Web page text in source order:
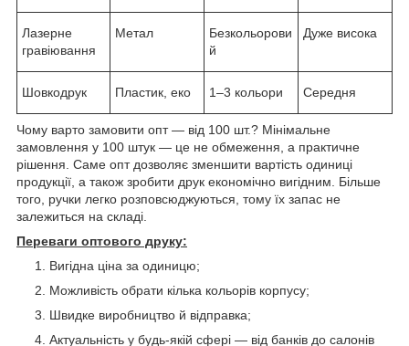
Лазерне
гравіювання
Метал
Безкольорови
й
Дуже висока
Шовкодрук Пластик, еко 1–3 кольори Середня
Чому варто замовити опт — від 100 шт.? Мінімальне
замовлення у 100 штук — це не обмеження, а практичне
рішення. Саме опт дозволяє зменшити вартість одиниці
продукції, а також зробити друк економічно вигідним. Більше
того, ручки легко розповсюджуються, тому їх запас не
залежиться на складі.
Переваги оптового друку:
Вигідна ціна за одиницю;
Можливість обрати кілька кольорів корпусу;
Швидке виробництво й відправка;
Актуальність у будь-якій сфері — від банків до салонів